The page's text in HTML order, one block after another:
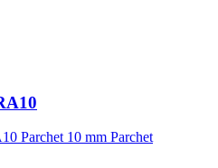
Parchet 10 mm Parchet